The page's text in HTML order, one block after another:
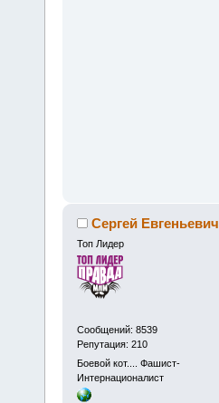
Сергей Евгеньевич
Топ Лидер
Сообщений: 8539
Репутация: 210
Боевой кот.... Фашист-
Интернационалист